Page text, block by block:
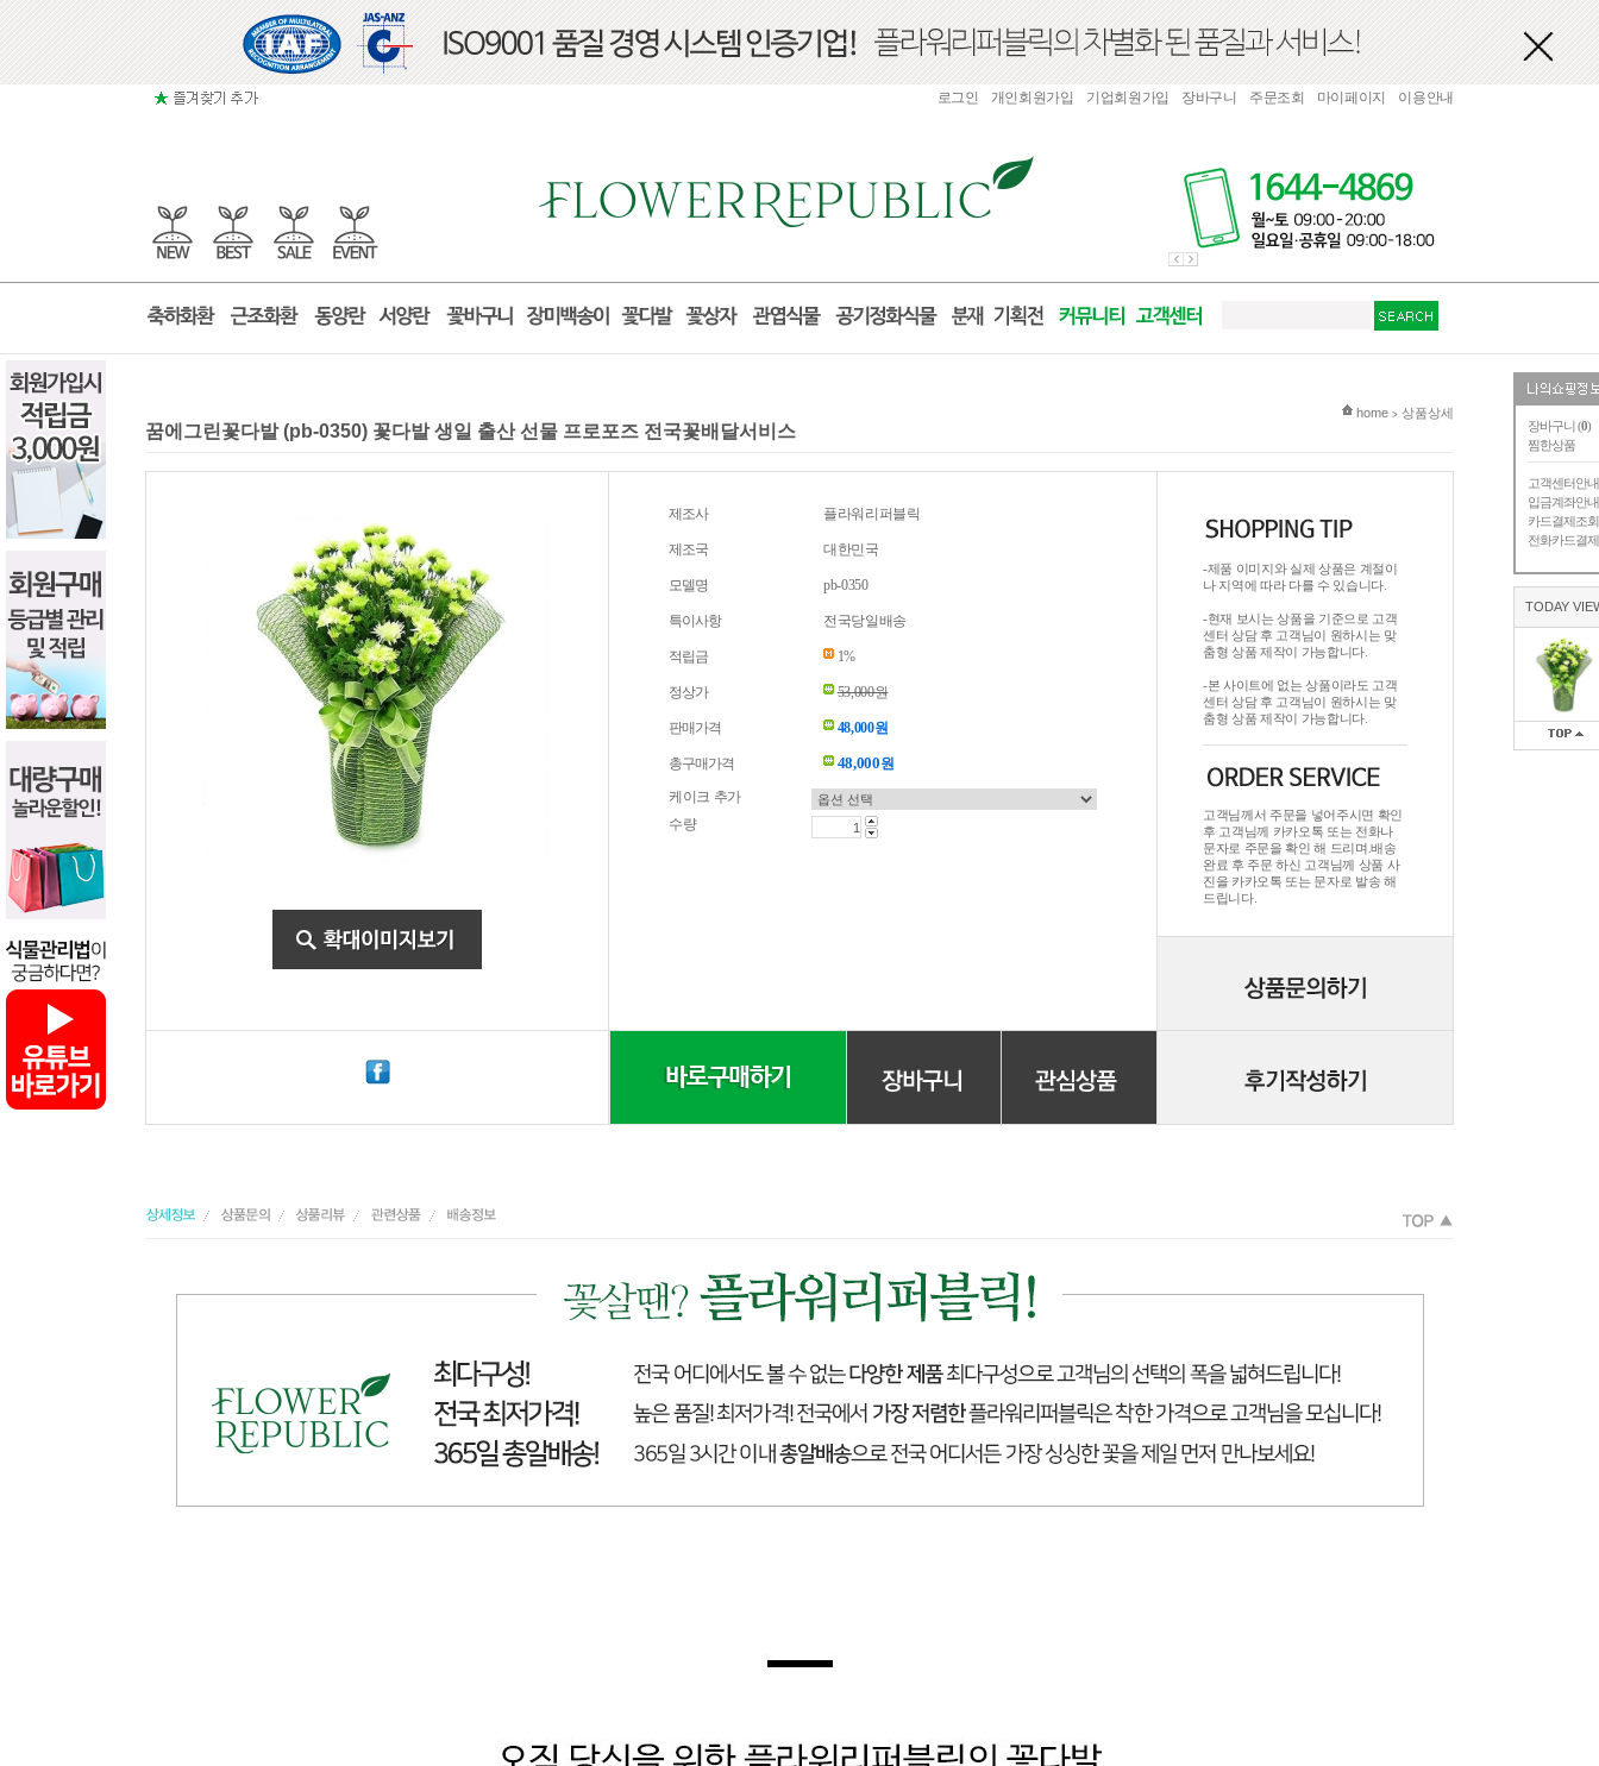
장바구니 (0)
찜한상품
고객센터안내
입금계좌안내
카드결제조회
전화카드결제
TODAY
로그인 개인회원가입 기업회원가입 장바구니 주문조회 마이페이지 이용안내
현재 위치
home > 상품상세
꿈에그린꽃다발 (pb-0350) 꽃다발 생일 출산 선물 프로포즈 전국꽃배달서비스
제조사 플라워리퍼블릭
제조국 대한민국
모델명 pb-0350
특이사항 전국당일배송
적립금 1%
정상가 53,000원
판매가격 48,000원
총구매가격 48,000원
케이크 추가
수량
-제품 이미지와 실제 상품은 계절이
나 지역에 따라 다를 수 있습니다.
-현재 보시는 상품을 기준으로 고객
센터 상담 후 고객님이 원하시는 맞
춤형 상품 제작이 가능합니다.
-본 사이트에 없는 상품이라도 고객
센터 상담 후 고객님이 원하시는 맞
춤형 상품 제작이 가능합니다.
고객님께서 주문을 넣어주시면 확인
후 고객님께 카카오톡 또는 전화나
문자로 주문을 확인 해 드리며.배송
완료 후 주문 하신 고객님께 상품 사
진을 카카오톡 또는 문자로 발송 해
드립니다.